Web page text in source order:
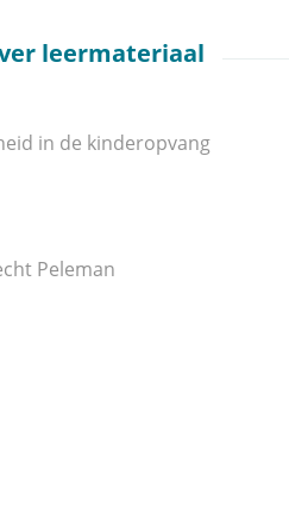
leermateriaal
in de kinderopvang
Peleman